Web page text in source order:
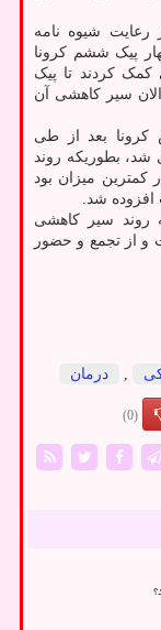
رعایت شیوه نامه
پیک ششم کرونا
کردند تا پیک
سیر کاهشی آن
کرونا بعد از طی
بطوریکه روند
کمترین میزان بود
شد.
روند سیر کاهشی
و از تجمع و حضور
, درمان
(0)